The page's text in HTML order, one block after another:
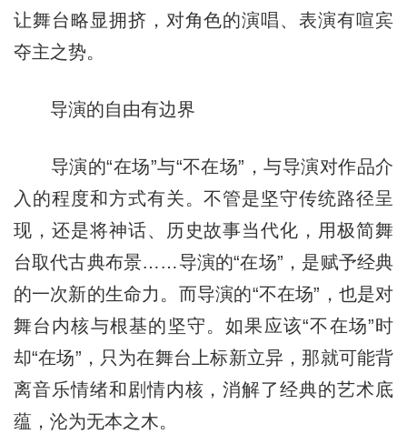
让舞台略显拥挤，对角色的演唱、表演有喧宾
夺主之势。
导演的自由有边界
导演的“在场”与“不在场”，与导演对作品介
入的程度和方式有关。不管是坚守传统路径呈
现，还是将神话、历史故事当代化，用极简舞
台取代古典布景……导演的“在场”，是赋予经典
的一次新的生命力。而导演的“不在场”，也是对
舞台内核与根基的坚守。如果应该“不在场”时
却“在场”，只为在舞台上标新立异，那就可能背
离音乐情绪和剧情内核，消解了经典的艺术底
蕴，沦为无本之木。